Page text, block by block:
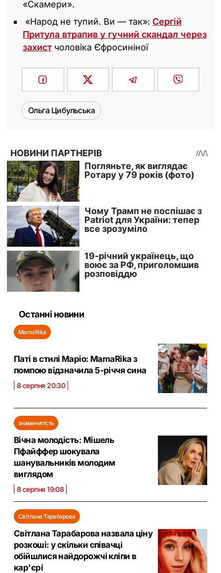
«Скамери».
«Народ не тупий. Ви — так»: Сергій
Притула втрапив у гучний скандал через
захист чоловіка Єфросиніної
Ольга Цибульська
Останні новини
MamaRika
Паті в стилі Маріо: MamaRika з
помпою відзначила 5-річчя сина
8 серпня 20:30
знаменитість
Вічна молодість: Мішель
Пфайффер шокувала
шанувальників молодим
виглядом
8 серпня 19:08
Світлана Тарабарова
Світлана Тарабарова назвала ціну
розкоші: у скільки співачці
обійшлися найдорожчі кліпи в
кар'єрі